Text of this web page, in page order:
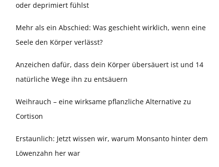
oder deprimiert fühlst
Mehr als ein Abschied: Was geschieht wirklich, wenn eine
Seele den Körper verlässt?
Anzeichen dafür, dass dein Körper übersäuert ist und 14
natürliche Wege ihn zu entsäuern
Weihrauch – eine wirksame pflanzliche Alternative zu
Cortison
Erstaunlich: Jetzt wissen wir, warum Monsanto hinter dem
Löwenzahn her war